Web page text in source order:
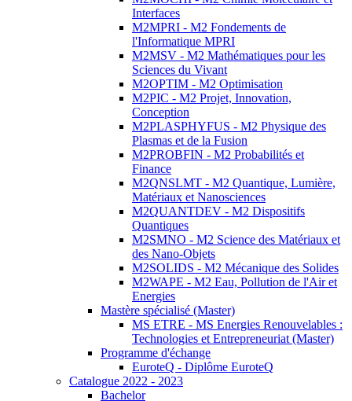
Interfaces
M2MPRI - M2 Fondements de
l'Informatique MPRI
M2MSV - M2 Mathématiques pour les
Sciences du Vivant
M2OPTIM - M2 Optimisation
M2PIC - M2 Projet, Innovation,
Conception
M2PLASPHYFUS - M2 Physique des
Plasmas et de la Fusion
M2PROBFIN - M2 Probabilités et
Finance
M2QNSLMT - M2 Quantique, Lumière,
Matériaux et Nanosciences
M2QUANTDEV - M2 Dispositifs
Quantiques
M2SMNO - M2 Science des Matériaux et
des Nano-Objets
M2SOLIDS - M2 Mécanique des Solides
M2WAPE - M2 Eau, Pollution de l'Air et
Energies
Mastère spécialisé (Master)
MS ETRE - MS Energies Renouvelables :
Technologies et Entrepreneuriat (Master)
Programme d'échange
EuroteQ - Diplôme EuroteQ
Catalogue 2022 - 2023
Bachelor